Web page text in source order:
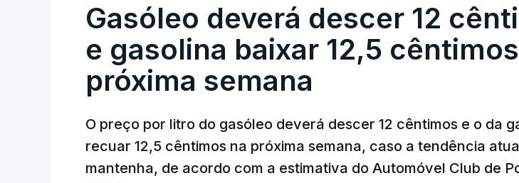
Gasóleo deverá descer 12
e gasolina baixar 12,5
próxima semana
O preço por litro do gasóleo deverá descer 12 cêntimos e o da
recuar 12,5 cêntimos na próxima semana, caso a tendência
mantenha, de acordo com a estimativa do Automóvel Club de